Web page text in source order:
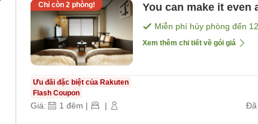
Chỉ còn 2phòng! You can make it even
Miễn phí hủy phòng đến
Xem thêm chi tiết về gói giá
Ưu đãi đặc biệt của Rakuten
Flash Coupon
Giá: 1 đêm | | Đã